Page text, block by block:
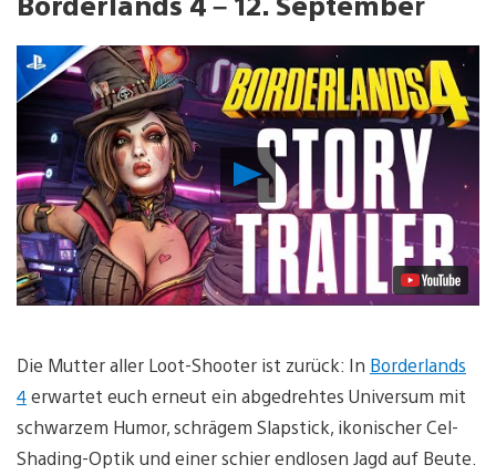
Video
abspielen
Die Mutter aller Loot-Shooter ist zurück: In Borderlands
4erwartet euch erneut ein abgedrehtes Universum mit
schwarzem Humor, schrägem Slapstick, ikonischer Cel-
Shading-Optik und einer schier endlosen Jagd auf Beute.